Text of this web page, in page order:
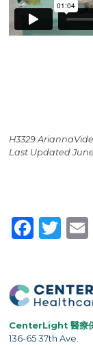
H3329
Last Updated June
CenterLight 醫療
136-65 37th Ave.